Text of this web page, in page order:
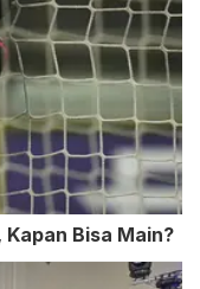
Kapan Bisa Main?